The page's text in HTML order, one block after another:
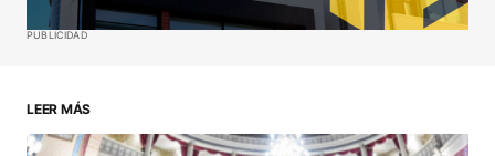
ENVIAR COMENTARIO
PUBLICIDAD
LEER MÁS